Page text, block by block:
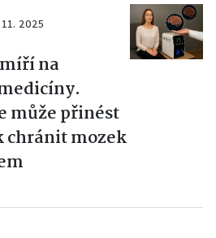
2025
na
může přinést
chránit mozek